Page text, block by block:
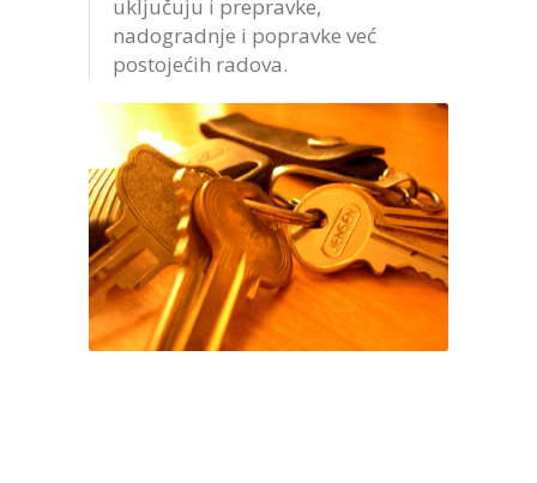
uključuju i prepravke,
nadogradnje i popravke već
postojećih radova.